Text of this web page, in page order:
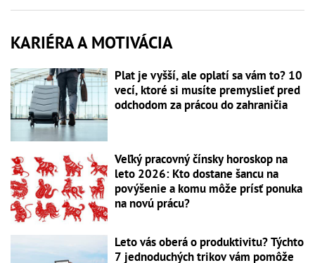
KARIÉRA A MOTIVÁCIA
Plat je vyšší, ale oplatí sa vám to? 10
vecí, ktoré si musíte premyslieť pred
odchodom za prácou do zahraničia
Veľký pracovný čínsky horoskop na
leto 2026: Kto dostane šancu na
povýšenie a komu môže prísť ponuka
na novú prácu?
Leto vás oberá o produktivitu? Týchto
7 jednoduchých trikov vám pomôže